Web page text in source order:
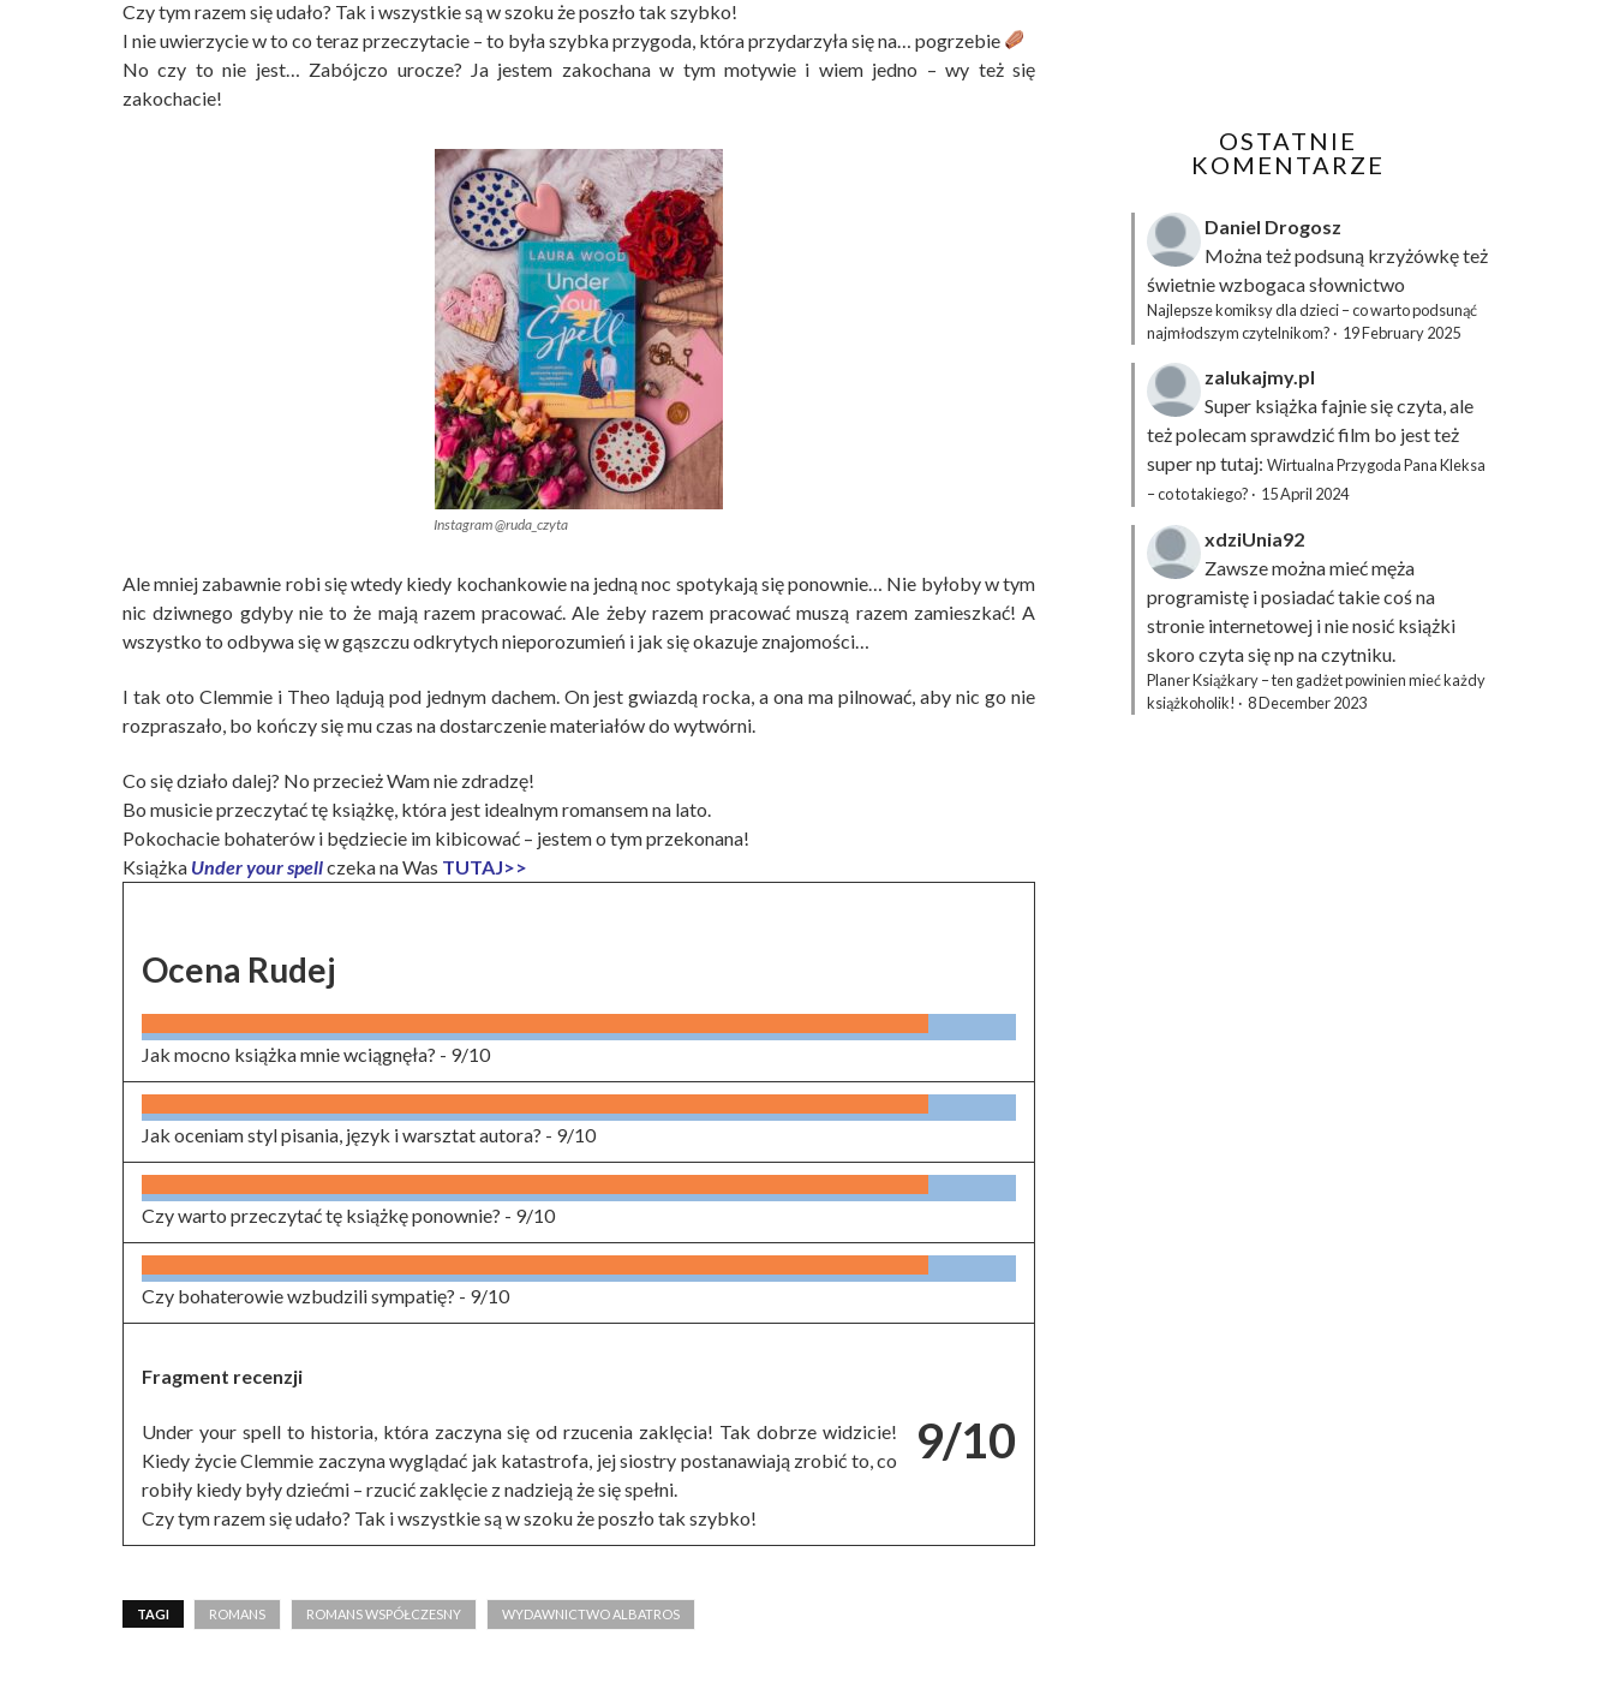
Czy tym razem się udało? Tak i wszystkie są w szoku że poszło tak szybko!
I nie uwierzycie w to co teraz przeczytacie – to była szybka przygoda, która przydarzyła się na… pogrzebie
No czy to nie jest… Zabójczo urocze? Ja jestem zakochana w tym motywie i wiem jedno – wy też się
zakochacie!
Instagram @ruda_czyta
Ale mniej zabawnie robi się wtedy kiedy kochankowie na jedną noc spotykają się ponownie… Nie byłoby w tym
nic dziwnego gdyby nie to że mają razem pracować. Ale żeby razem pracować muszą razem zamieszkać! A
wszystko to odbywa się w gąszczu odkrytych nieporozumień i jak się okazuje znajomości…
I tak oto Clemmie i Theo lądują pod jednym dachem. On jest gwiazdą rocka, a ona ma pilnować, aby nic go nie
rozpraszało, bo kończy się mu czas na dostarczenie materiałów do wytwórni.
Co się działo dalej? No przecież Wam nie zdradzę!
Bo musicie przeczytać tę książkę, która jest idealnym romansem na lato.
Pokochacie bohaterów i będziecie im kibicować – jestem o tym przekonana!
Książka Under your spellczeka na Was TUTAJ>>
Ocena Rudej
Jak mocno książka mnie wciągnęła? - 9/10
Jak oceniam styl pisania, język i warsztat autora? - 9/10
Czy warto przeczytać tę książkę ponownie? - 9/10
Czy bohaterowie wzbudzili sympatię? - 9/10
9/10
Fragment recenzji
Under your spell to historia, która zaczyna się od rzucenia zaklęcia! Tak dobrze widzicie!
Kiedy życie Clemmie zaczyna wyglądać jak katastrofa, jej siostry postanawiają zrobić to, co
robiły kiedy były dziećmi – rzucić zaklęcie z nadzieją że się spełni.
Czy tym razem się udało? Tak i wszystkie są w szoku że poszło tak szybko!
TAGI ROMANS ROMANS WSPÓŁCZESNY WYDAWNICTWO ALBATROS
OSTATNIE
KOMENTARZE
Daniel Drogosz
Można też podsuną krzyżówkęteż
świetnie wzbogaca słownictwo
Najlepsze komiksy dla dzieci – co warto podsunąć
najmłodszym czytelnikom? · 19 February 2025
zalukajmy.pl
Super książka fajnie się czyta, ale
też polecam sprawdzić film bo jest też
super np tutaj: Wirtualna Przygoda Pana Kleksa
– co to takiego? · 15 April 2024
xdziUnia92
Zawsze można mieć męża
programistę i posiadać takie coś na
stronie internetowej i nie nosić książki
skoro czyta się np na czytniku.
Planer Książkary – ten gadżet powinien mieć każdy
książkoholik! · 8 December 2023